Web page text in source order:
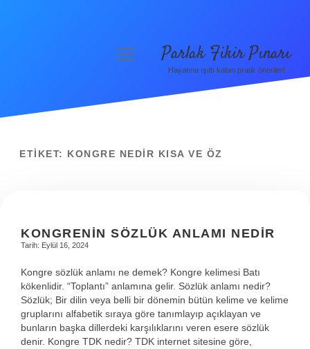
Gizlilik Politikası
menüyü
aç
Parlak Fikir Pınarı
Hayatına ışıltı katan pratik öneriler!
ETIKET: KONGRE NEDIR KISA VE ÖZ
KONGRENIN SÖZLÜK ANLAMI NEDIR
Tarih: Eylül 16, 2024
Kongre sözlük anlamı ne demek? Kongre kelimesi Batı
kökenlidir. “Toplantı” anlamına gelir. Sözlük anlamı nedir?
Sözlük; Bir dilin veya belli bir dönemin bütün kelime ve kelime
gruplarını alfabetik sıraya göre tanımlayıp açıklayan ve
bunların başka dillerdeki karşılıklarını veren esere sözlük
denir. Kongre TDK nedir? TDK internet sitesine göre,